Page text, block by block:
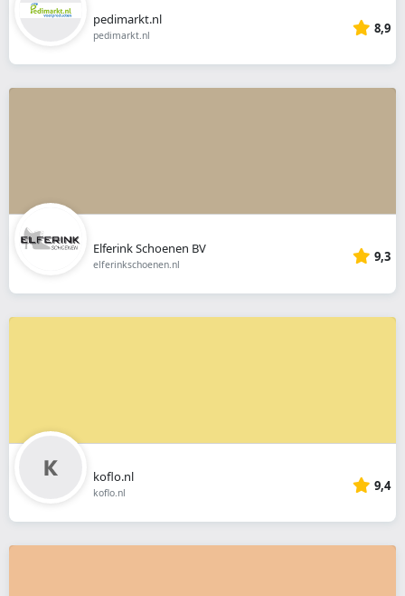
pedimarkt.nl
pedimarkt.nl 8,9
Elferink Schoenen BV
elferinkschoenen.nl 9,3
koflo.nl
koflo.nl 9,4